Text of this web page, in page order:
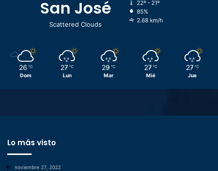
San José
Scattered Clouds
22º - 21º
85%
2.68 km/h
26 ℃
Dom
27 ℃
Lun
29 ℃
Mar
27 ℃
Mié
27 ℃
Jue
Lo más visto
noviembre 27, 2022